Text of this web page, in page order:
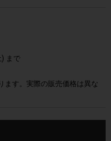
) まで
ます。実際の販売価格は異な